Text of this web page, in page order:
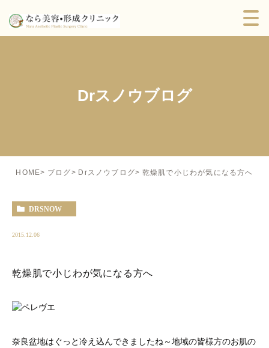
Drスノウブログ
HOME ブログ Drスノウブログ 乾燥肌で小じわが気になる方へ
DRSNOW
2015.12.06
乾燥肌で小じわが気になる方へ
奈良盆地はぐっと冷え込んできましたね～地域の皆様方のお肌の